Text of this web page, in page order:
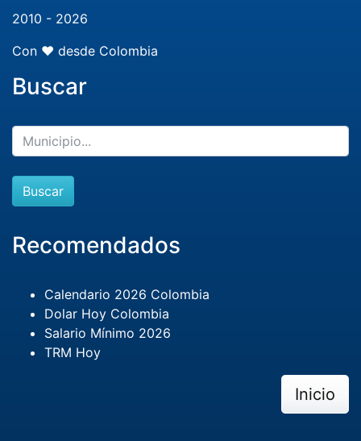
2010 - 2026
Con ❤️ desde Colombia
Buscar
Buscar
Recomendados
Calendario 2026 Colombia
Dolar Hoy Colombia
Salario Mínimo 2026
TRM Hoy
Inicio